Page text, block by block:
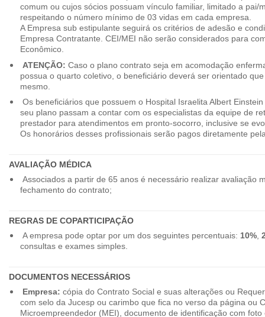
comum ou cujos sócios possuam vínculo familiar, limitado a pai/
respeitando o número mínimo de 03 vidas em cada empresa.
A Empresa sub estipulante seguirá os critérios de adesão e
Empresa Contratante. CEI/MEI não serão considerados para
Econômico.
ATENÇÃO: Caso o plano contrato seja em acomodação
possua o quarto coletivo, o beneficiário deverá ser orientado
mesmo.
Os beneficiários que possuem o Hospital Israelita Albert
seu plano passam a contar com os especialistas da equipe de
prestador para atendimentos em pronto-socorro, inclusive se
Os honorários desses profissionais serão pagos diretamente
AVALIAÇÃO MÉDICA
Associados a partir de 65 anos é necessário realizar avaliação
fechamento do contrato;
REGRAS DE COPARTICIPAÇÃO
A empresa pode optar por um dos seguintes percentuais: 10%,
consultas e exames simples.
DOCUMENTOS NECESSÁRIOS
Empresa: cópia do Contrato Social e suas alterações ou
com selo da Jucesp ou carimbo que fica no verso da página ou
Microempreendedor (MEI), documento de identificação com foto